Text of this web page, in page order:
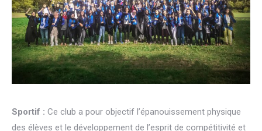
Sportif : Ce club a pour objectif l’épanouissement physique
des élèves et le développement de l’esprit de compétitivité et